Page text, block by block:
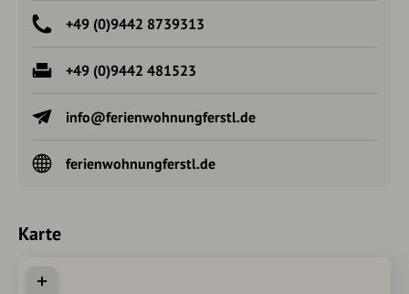
+49 (0)9442 8739313
+49 (0)9442 481523
info@ferienwohnungferstl.de
ferienwohnungferstl.de
Karte